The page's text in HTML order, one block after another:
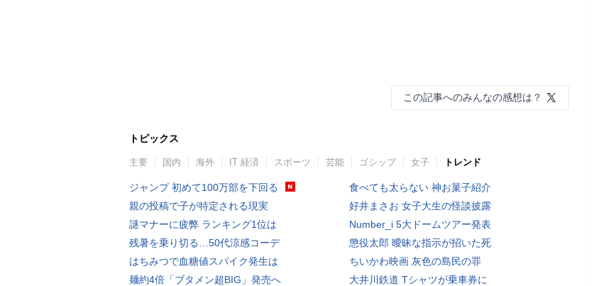
この記事へのみんなの感想は？
トピックス
主要 国内 海外 IT 経済 スポーツ 芸能 ゴシップ 女子 トレンド
ジャンプ 初めて100万部を下回る
親の投稿で子が特定される現実
謎マナーに疲弊 ランキング1位は
残暑を乗り切る…50代涼感コーデ
はちみつで血糖値スパイク発生は
麺約4倍「ブタメン超BIG」発売へ
食べても太らない 神お菓子紹介
好井まさお 女子大生の怪談披露
Number_i 5大ドームツアー発表
懲役太郎 曖昧な指示が招いた死
ちいかわ映画 灰色の島民の罪
大井川鉄道 Tシャツが乗車券に